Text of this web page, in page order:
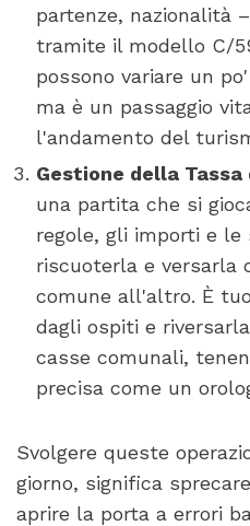
partenze, nazionalità
tramite il modello C/
possono variare un
ma è un passaggio
l'andamento del
Gestione della Tassa
una partita che si
regole, gli importi e le
riscuoterla e versarla
comune all'altro. È
dagli ospiti e
casse comunali,
precisa come un
Svolgere queste
giorno, significa
aprire la porta a errori